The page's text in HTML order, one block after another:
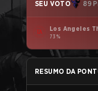
SEU VOTO 89
Los Angeles
73%
RESUMO DA